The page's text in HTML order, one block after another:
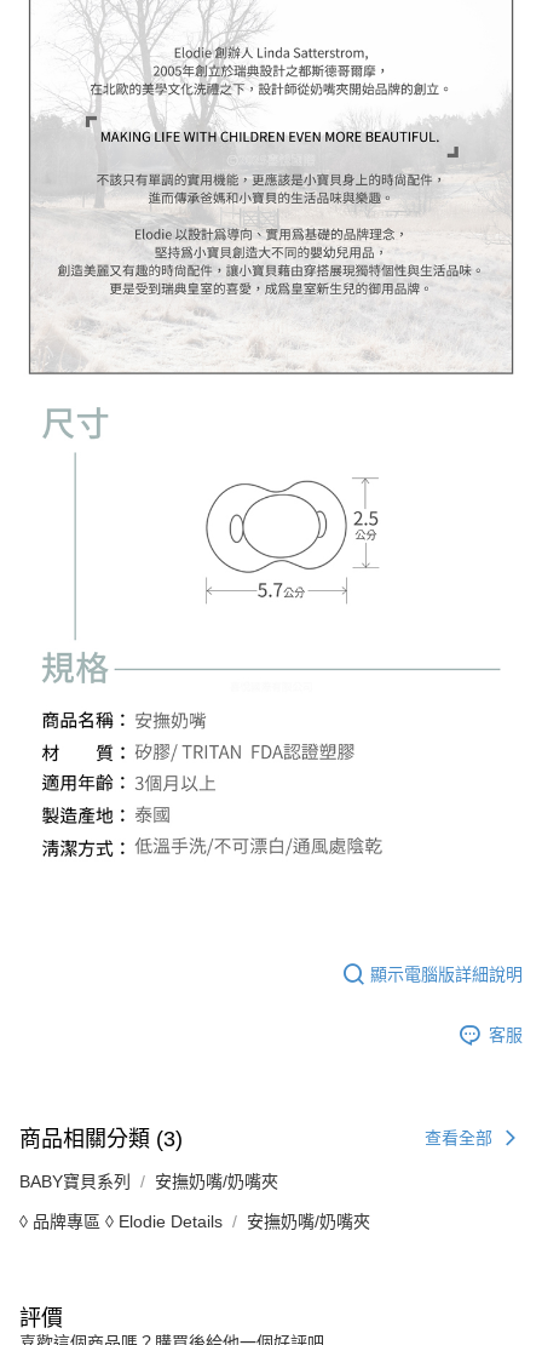
顯示電腦版詳細說明
客服
商品相關分類 (3) 查看全部
BABY寶貝系列 安撫奶嘴/奶嘴夾
◊ 品牌專區 ◊ Elodie Details 安撫奶嘴/奶嘴夾
評價